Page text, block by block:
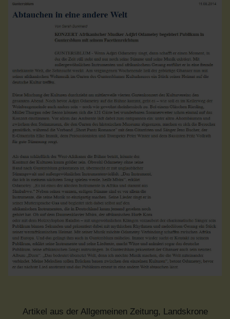
Artikel aus der Allgemeinen Zeitung, Landskrone